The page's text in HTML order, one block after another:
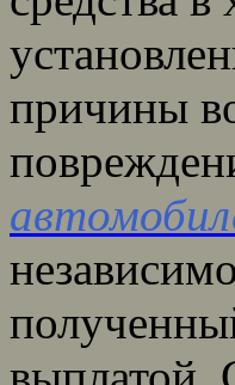
причины